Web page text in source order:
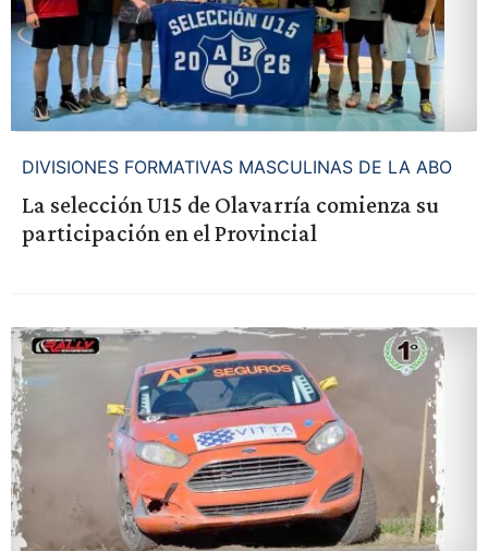
DIVISIONES FORMATIVAS MASCULINAS DE LA ABO
La selección U15 de Olavarría comienza su
participación en el Provincial